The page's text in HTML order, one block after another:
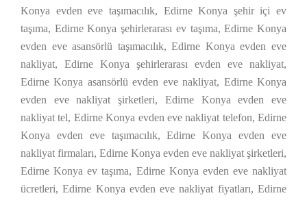
Konya evden eve taşımacılık, Edirne Konya şehir içi ev
taşıma, Edirne Konya şehirlerarası ev taşıma, Edirne Konya
evden eve asansörlü taşımacılık, Edirne Konya evden eve
nakliyat, Edirne Konya şehirlerarası evden eve nakliyat,
Edirne Konya asansörlü evden eve nakliyat, Edirne Konya
evden eve nakliyat şirketleri, Edirne Konya evden eve
nakliyat tel, Edirne Konya evden eve nakliyat telefon, Edirne
Konya evden eve taşımacılık, Edirne Konya evden eve
nakliyat firmaları, Edirne Konya evden eve nakliyat şirketleri,
Edirne Konya ev taşıma, Edirne Konya evden eve nakliyat
ücretleri, Edirne Konya evden eve nakliyat fiyatları, Edirne